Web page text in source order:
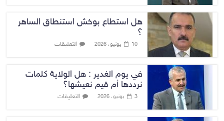
هل استطاع بوخش استنطاق الساهر
؟
10 يونيو، 2026 التعليقات
في يوم الغدير : هل الولاية كلمات
نرددها أم قيم نعيشها؟
3 يونيو، 2026 التعليقات